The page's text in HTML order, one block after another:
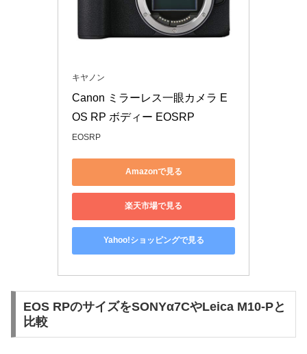
キヤノン
Canon ミラーレス一眼カメラ E
OS RP ボディー EOSRP
EOSRP
Amazonで見る
楽天市場で見る
Yahoo!ショッピングで見る
EOS RPのサイズをSONYα7CやLeica M10-Pと
比較